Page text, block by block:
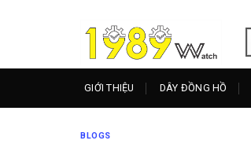
GIỚI THIỆU DÂY ĐỒNG HỒ
BLOGS